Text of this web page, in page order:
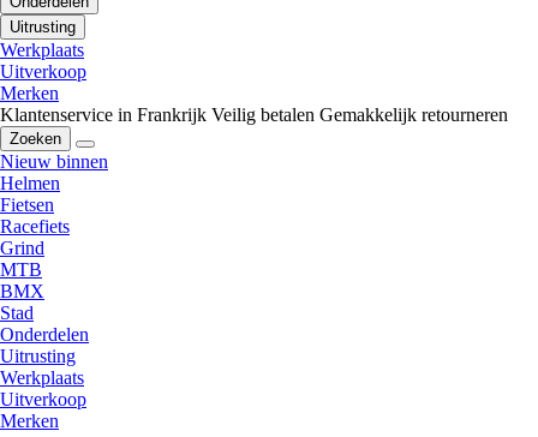
Uitrusting
Werkplaats
Uitverkoop
Merken
Klantenservice in Frankrijk Veilig betalen Gemakkelijk retourneren
Zoeken
Nieuw binnen
Helmen
Fietsen
Racefiets
Grind
MTB
BMX
Stad
Onderdelen
Uitrusting
Werkplaats
Uitverkoop
Merken